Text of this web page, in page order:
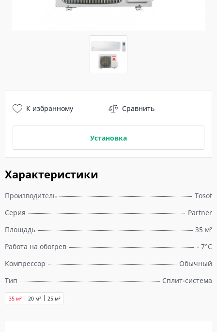
Характеристики
Производитель
Tosot
Серия
Partner
Площадь
35 м²
Работа на обогрев
- 7°C
Компрессор
Обычный
Тип
Сплит-система
20 м² 25 м²
35 м²
К избранному Сравнить
Установка